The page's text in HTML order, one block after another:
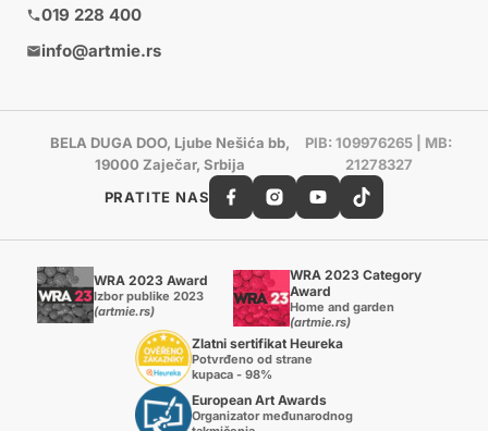
019 228 400
info@artmie.rs
BELA DUGA DOO, Ljube Nešića bb,
19000 Zaječar, Srbija
PIB: 109976265 | MB:
21278327
PRATITE NAS
WRA 2023 Award
Izbor publike 2023
(artmie.rs)
WRA 2023 Category
Award
Home and garden
(artmie.rs)
Zlatni sertifikat Heureka
Potvrđeno od strane
kupaca - 98%
European Art Awards
Organizator međunarodnog